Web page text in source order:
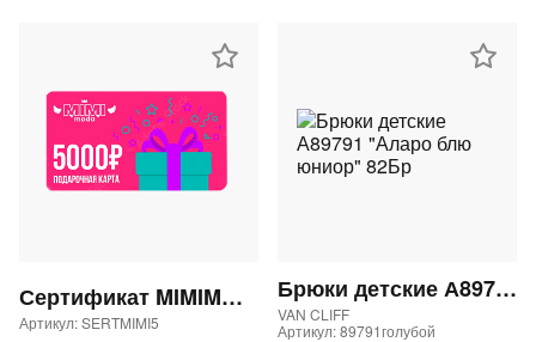
Сертификат MIMIMODA 5000 р.
Артикул: SERTMIMI5
Брюки детские А89791 "Аларо блю юниор" 82Бр
VAN CLIFF
Артикул: 89791голубой